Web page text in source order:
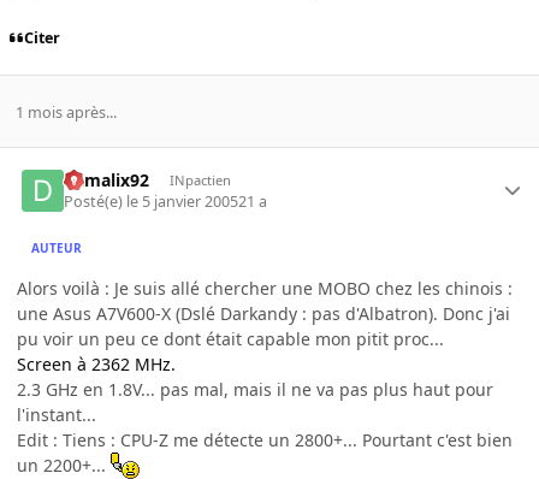
Citer
1 mois après...
damalix92 INpactien
Posté(e) le 5 janvier 200521 a
AUTEUR
Alors voilà : Je suis allé chercher une MOBO chez les chinois :
une Asus A7V600-X (Dslé Darkandy : pas d'Albatron). Donc j'ai
pu voir un peu ce dont était capable mon pitit proc...
Screen à 2362 MHz.
2.3 GHz en 1.8V... pas mal, mais il ne va pas plus haut pour
l'instant...
Edit : Tiens : CPU-Z me détecte un 2800+... Pourtant c'est bien
un 2200+...